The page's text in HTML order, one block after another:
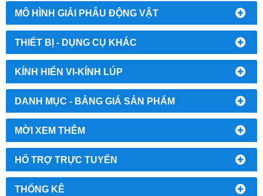
MÔ HÌNH GIẢI PHẪU ĐỘNG VẬT
THIẾT BỊ - DỤNG CỤ KHÁC
KÍNH HIỂN VI-KÍNH LÚP
DANH MỤC - BẢNG GIÁ SẢN PHẨM
MỜI XEM THÊM
HỔ TRỢ TRỰC TUYẾN
THỐNG KÊ